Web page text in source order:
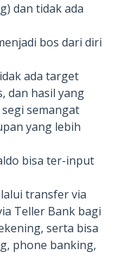
dan tidak ada
bos dari diri
ada target
dan hasil yang
semangat
yang lebih
bisa ter-input
transfer via
Teller Bank bagi
serta bisa
phone banking,